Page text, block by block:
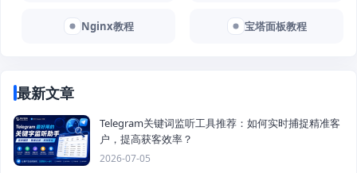
Nginx教程 宝塔面板教程
最新文章
Telegram关键词监听工具推荐：如何实时捕捉精准客
户，提高获客效率？
2026-07-05